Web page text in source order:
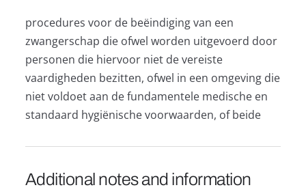
procedures voor de beëindiging van een
zwangerschap die ofwel worden uitgevoerd door
personen die hiervoor niet de vereiste
vaardigheden bezitten, ofwel in een omgeving die
niet voldoet aan de fundamentele medische en
standaard hygiënische voorwaarden, of beide
Additional notes and information